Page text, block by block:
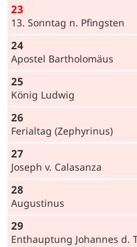
23
13. Sonntag n. Pfingsten
24
Apostel Bartholomäus
25
König Ludwig
26
Ferialtag (Zephyrinus)
27
Joseph v. Calasanza
28
Augustinus
29
Enthauptung Johannes d.